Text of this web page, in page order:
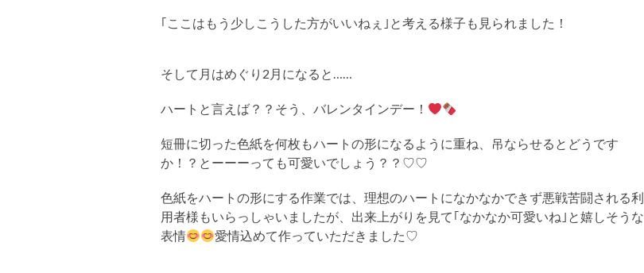
｢ここはもう少しこうした方がいいねぇ｣と考える様子も見られました！
そして月はめぐり2月になると……
ハートと言えば？？そう、バレンタインデー！
短冊に切った色紙を何枚もハートの形になるように重ね、吊ならせるとどうです
か！？とーーーっても可愛いでしょう？？♡♡
色紙をハートの形にする作業では、理想のハートになかなかできず悪戦苦闘される利
用者様もいらっしゃいましたが、出来上がりを見て｢なかなか可愛いね｣と嬉しそうな
表情
愛情込めて作っていただきました♡